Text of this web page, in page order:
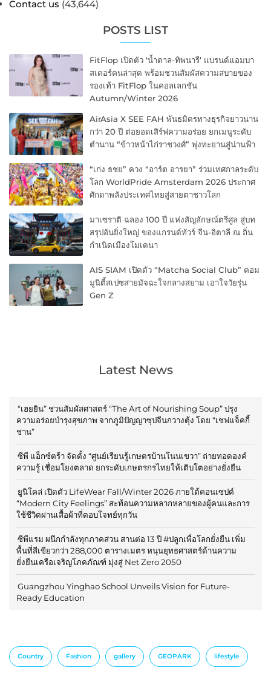
Contact us (43,644)
POSTS LIST
FitFlop เปิดตัว ‘น้ำตาล-ทิพนารี’ แบรนด์แอมบา
สเดอร์คนล่าสุด พร้อมชวนสัมผัสความสบายของ
รองเท้า FitFlop ในคอลเลกชัน
Autumn/Winter 2026
AirAsia X SEE FAH พันธมิตรทางธุรกิจยาวนาน
กว่า 20 ปี ต่อยอดเสิร์ฟความอร่อย ยกเมนูระดับ
ตำนาน “ข้าวหน้าไก่ราชวงศ์” พุ่งทะยานสู่น่านฟ้า
“เก่ง ธชย” ควง “อาร์ต อารยา” ร่วมเทศกาลระดับ
โลก WorldPride Amsterdam 2026 ประกาศ
ศักดาพลังประเทศไทยสู่สายตาชาวโลก
มาเซราติ ฉลอง 100 ปี แห่งสัญลักษณ์ตรีศูล สู่บท
สรุปอันยิ่งใหญ่ ของแกรนด์ทัวร์ จีน-อิตาลี ณ ถิ่น
กำเนิดเมืองโมเดนา
AIS SIAM เปิดตัว “Matcha Social Club” คอม
มูนิตี้สเปซสายมัจฉะใจกลางสยาม เอาใจวัยรุ่น
Gen Z
Latest News
“เฮยยิน” ชวนสัมผัสศาสตร์ “The Art of Nourishing Soup” ปรุง
ความอร่อยบำรุงสุขภาพ จากภูมิปัญญาซุปจีนกวางตุ้ง โดย “เชฟแจ็คกี้
ชาน”
ซีพี แอ็กซ์ตร้า จัดตั้ง “ศูนย์เรียนรู้เกษตรบ้านโนนเขวา” ถ่ายทอดองค์
ความรู้ เชื่อมโยงตลาด ยกระดับเกษตรกรไทยให้เติบโตอย่างยั่งยืน
ยูนิโคล่ เปิดตัว LifeWear Fall/Winter 2026 ภายใต้คอนเซปต์
“Modern City Feelings” สะท้อนความหลากหลายของผู้คนและการ
ใช้ชีวิตผ่านเสื้อผ้าที่ตอบโจทย์ทุกวัน
ซีพีแรม ผนึกกำลังทุกภาคส่วน สานต่อ 13 ปี #ปลูกเพื่อโลกยั่งยืน เพิ่ม
พื้นที่สีเขียวกว่า 288,000 ตารางเมตร หนุนยุทธศาสตร์ด้านความ
ยั่งยืนเครือเจริญโภคภัณฑ์ มุ่งสู่ Net Zero 2050
Guangzhou Yinghao School Unveils Vision for Future-
Ready Education
Country Fashion gallery GEOPARK lifestyle